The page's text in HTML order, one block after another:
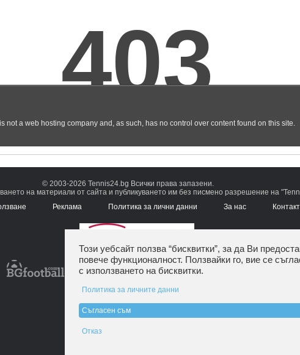
© 2003-2026 Tennis24.bg Всички права запазени.
на материали от сайта и публикуването им без писмено разрешение на
Реклама Политика за лични данни За нас
Този уебсайт ползва “бисквитки”, за да Ви
повече функционалност. Ползвайки го, вие се
с използването на бисквитки.
Политика за личните данни
Съгласен съм
Отказ